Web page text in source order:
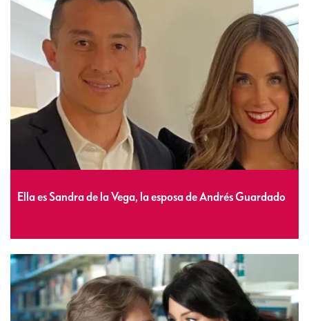
Ella es Sandra de la Vega, la esposa de Andrés Guardado